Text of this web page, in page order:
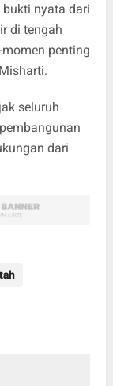
nyata dari
di tengah
penting
seluruh
dari